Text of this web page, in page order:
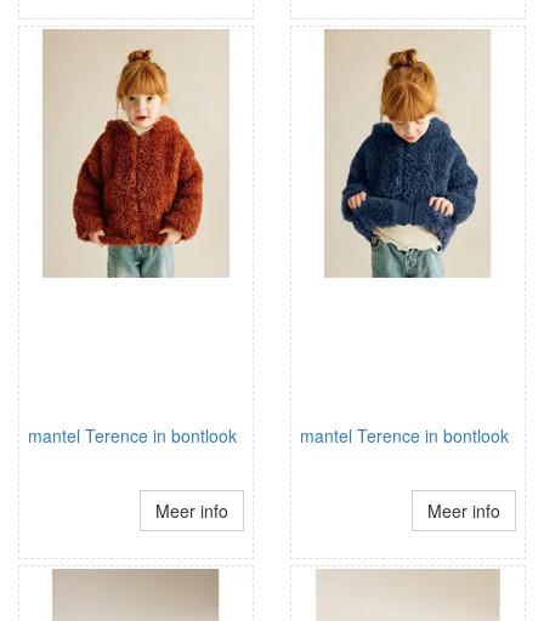
mantel Terence in bontlook
Meer info
mantel Terence in bontlook
Meer info